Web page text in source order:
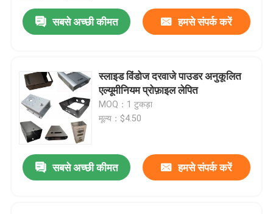
सबसे अच्छी कीमत हमसे संपर्क करें
स्लाइड विंडोज दरवाजे पाउडर अनुकूलित
एल्यूमीनियम प्रोफ़ाइल लेपित
MOQ：1 टुकड़ा
मूल्य：$4.50
सबसे अच्छी कीमत हमसे संपर्क करें